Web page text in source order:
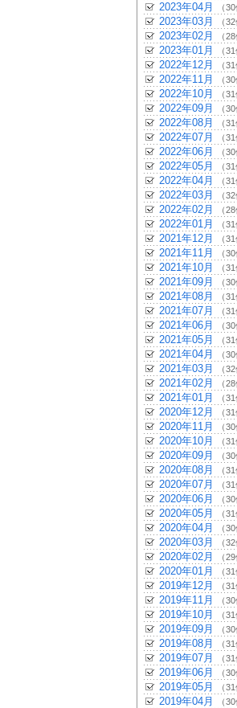
2023年04月 （30
2023年03月 （32
2023年02月 （28
2023年01月 （31
2022年12月 （31
2022年11月 （30
2022年10月 （31
2022年09月 （30
2022年08月 （31
2022年07月 （31
2022年06月 （30
2022年05月 （31
2022年04月 （31
2022年03月 （32
2022年02月 （28
2022年01月 （31
2021年12月 （31
2021年11月 （30
2021年10月 （31
2021年09月 （30
2021年08月 （31
2021年07月 （31
2021年06月 （30
2021年05月 （31
2021年04月 （30
2021年03月 （32
2021年02月 （28
2021年01月 （31
2020年12月 （31
2020年11月 （30
2020年10月 （31
2020年09月 （30
2020年08月 （31
2020年07月 （31
2020年06月 （30
2020年05月 （31
2020年04月 （30
2020年03月 （32
2020年02月 （29
2020年01月 （31
2019年12月 （31
2019年11月 （30
2019年10月 （31
2019年09月 （30
2019年08月 （31
2019年07月 （31
2019年06月 （30
2019年05月 （31
2019年04月 （30